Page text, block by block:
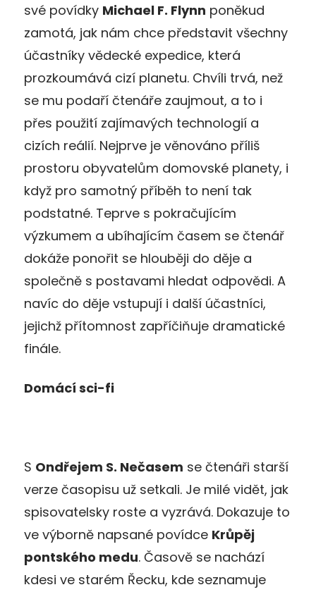
své povídky Michael F. Flynn poněkud
zamotá, jak nám chce představit všechny
účastníky vědecké expedice, která
prozkoumává cizí planetu. Chvíli trvá, než
se mu podaří čtenáře zaujmout, a to i
přes použití zajímavých technologií a
cizích reálií. Nejprve je věnováno příliš
prostoru obyvatelům domovské planety, i
když pro samotný příběh to není tak
podstatné. Teprve s pokračujícím
výzkumem a ubíhajícím časem se čtenář
dokáže ponořit se hlouběji do děje a
společně s postavami hledat odpovědi. A
navíc do děje vstupují i další účastníci,
jejichž přítomnost zapříčiňuje dramatické
finále.
Domácí sci-fi
S Ondřejem S. Nečasem se čtenáři starší
verze časopisu už setkali. Je milé vidět, jak
spisovatelsky roste a vyzrává. Dokazuje to
ve výborně napsané povídce Krůpěj
pontského medu. Časově se nachází
kdesi ve starém Řecku, kde seznamuje